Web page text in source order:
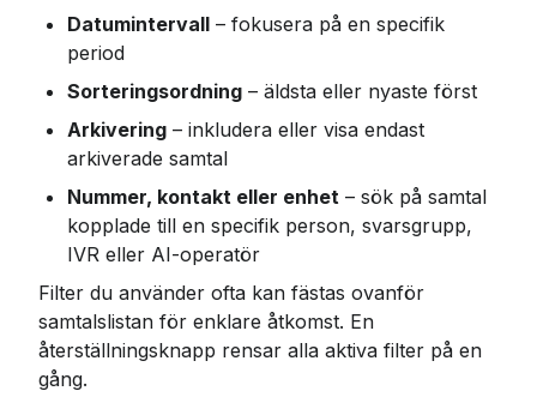
Datumintervall – fokusera på en specifik
period
Sorteringsordning – äldsta eller nyaste först
Arkivering – inkludera eller visa endast
arkiverade samtal
Nummer, kontakt eller enhet – sök på samtal
kopplade till en specifik person, svarsgrupp,
IVR eller AI-operatör
Filter du använder ofta kan fästas ovanför
samtalslistan för enklare åtkomst. En
återställningsknapp rensar alla aktiva filter på en
gång.